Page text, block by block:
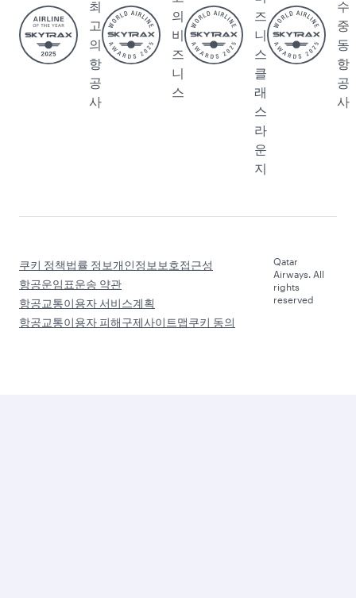
최
고
의
항
공
사
의
비
즈
니
스
즈
니
스
클
래
스
라
운
지
수
중
동
항
공
사
쿠키 정책법률 정보개인정보보호접근성
항공운임표운송 약관
항공교통이용자 서비스계획
항공교통이용자 피해구제사이트맵쿠키 동의
Qatar
Airways. All
rights
reserved